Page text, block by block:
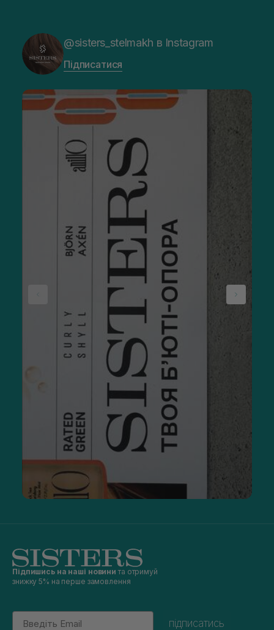
@sisters_stelmakh в Instagram
Підписатися
Підпишись на наші новини та отримуй
знижку 5% на перше замовлення
Email
підписатись